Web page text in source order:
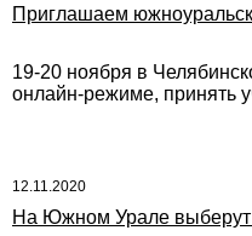
Приглашаем
19-20 ноября в
онлайн-режиме, принять
12.11.2020
На Южном Урале выберут